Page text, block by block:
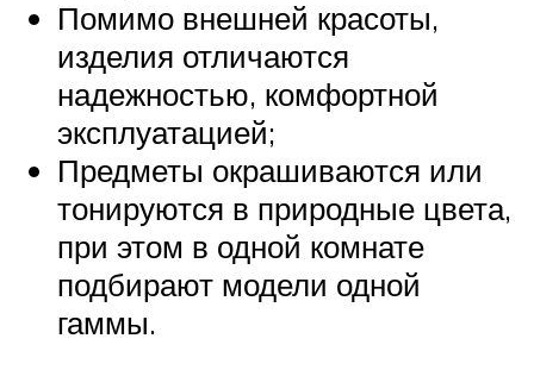
Помимо внешней красоты,
изделия отличаются
надежностью, комфортной
эксплуатацией;
Предметы окрашиваются или
тонируются в природные цвета,
при этом в одной комнате
подбирают модели одной
гаммы.